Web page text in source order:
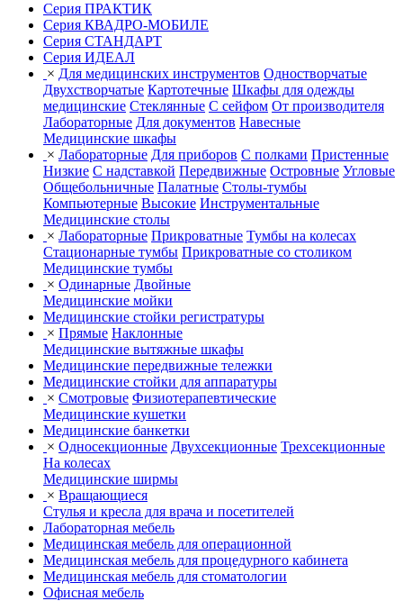
Серия ПРАКТИК
Серия КВАДРО-МОБИЛЕ
Серия СТАНДАРТ
Серия ИДЕАЛ
× Для медицинских инструментов Одностворчатые
Двухстворчатые Картотечные Шкафы для одежды
медицинские Стеклянные С сейфом От производителя
Лабораторные Для документов Навесные
Медицинские шкафы
× Лабораторные Для приборов С полками Пристенные
Низкие С надставкой Передвижные Островные Угловые
Общебольничные Палатные Столы-тумбы
Компьютерные Высокие Инструментальные
Медицинские столы
× Лабораторные Прикроватные Тумбы на колесах
Стационарные тумбы Прикроватные со столиком
Медицинские тумбы
× Одинарные Двойные
Медицинские мойки
Медицинские стойки регистратуры
× Прямые Наклонные
Медицинские вытяжные шкафы
Медицинские передвижные тележки
Медицинские стойки для аппаратуры
× Смотровые Физиотерапевтические
Медицинские кушетки
Медицинские банкетки
× Односекционные Двухсекционные Трехсекционные
На колесах
Медицинские ширмы
× Вращающиеся
Стулья и кресла для врача и посетителей
Лабораторная мебель
Медицинская мебель для операционной
Медицинская мебель для процедурного кабинета
Медицинская мебель для стоматологии
Офисная мебель